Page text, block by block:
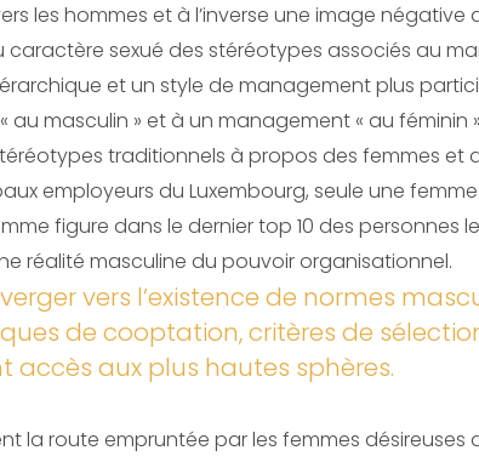
les hommes et à l’inverse une image négative
sexué des stéréotypes associés au
et un style de management plus
masculin » et à un management « au féminin
traditionnels à propos des femmes et
employeurs du Luxembourg, seule une
figure dans le dernier top 10 des personnes
réalité masculine du pouvoir organisationnel.
vers l’existence de normes
de cooptation, critères de
accès aux plus hautes sphères.
la route empruntée par les femmes désireuses